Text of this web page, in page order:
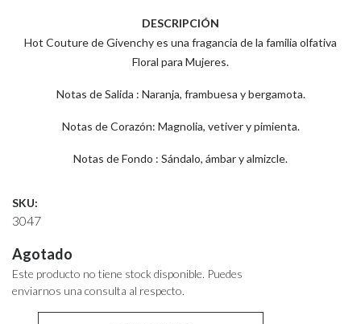
DESCRIPCIÓN
Hot Couture de Givenchy es una fragancia de la familia olfativa
Floral para Mujeres.
Notas de Salida : Naranja, frambuesa y bergamota.
Notas de Corazón: Magnolia, vetiver y pimienta.
Notas de Fondo : Sándalo, ámbar y almizcle.
SKU:
3047
Agotado
Este producto no tiene stock disponible. Puedes
enviarnos una consulta al respecto.